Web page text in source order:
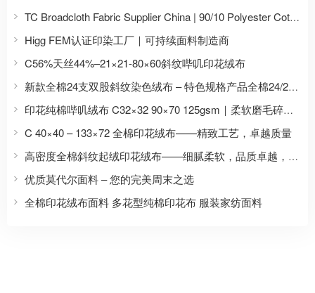
TC Broadcloth Fabric Supplier China | 90/10 Polyester Cotton Shirting Fabric for Africa
Higg FEM认证印染工厂｜可持续面料制造商
C56%天丝44%–21×21-80×60斜纹哔叽印花绒布
新款全棉24支双股斜纹染色绒布 – 特色规格产品全棉24/2×24/2-49×45-2/2染色绒布
印花纯棉哔叽绒布 C32×32 90×70 125gsm｜柔软磨毛碎花睡衣面料厂家
C 40×40 – 133×72 全棉印花绒布——精致工艺，卓越质量
高密度全棉斜纹起绒印花绒布——细腻柔软，品质卓越，专为高端需求设计
优质莫代尔面料 – 您的完美周末之选
全棉印花绒布面料 多花型纯棉印花布 服装家纺面料